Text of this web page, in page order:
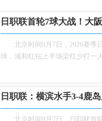
日职联首轮7球大战！大
北京时间8月7日，2026赛季
球，浦和红钻上半场染红少打一
日职联：横滨水手3‑4鹿
北京时间8月7日，日职联首